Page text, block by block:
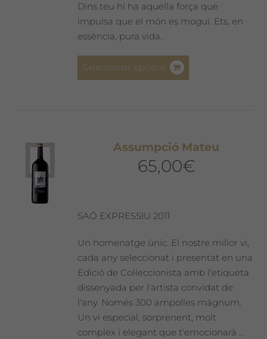
Dins teu hi ha aquella força que
impulsa que el món es mogui. Ets, en
essència, pura vida.
Seleccionar opcions
opcions
pàgina
del
producte
Assumpció Mateu
65,00€
SAÓ EXPRESSIU 2011
Un homenatge únic. El nostre millor vi,
cada any seleccionat i presentat en una
Edició de Col·leccionista amb l'etiqueta
dissenyada per l'artista convidat de
l'any. Només 300 ampolles màgnum.
Un vi especial, sorprenent, molt
complex i elegant que t'emocionarà ...